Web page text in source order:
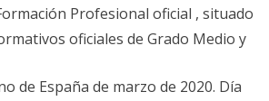
Profesional oficial , situado
oficiales de Grado Medio y
de España de marzo de 2020. Día